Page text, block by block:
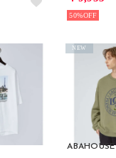
50%
ABAHOUSE
NEW